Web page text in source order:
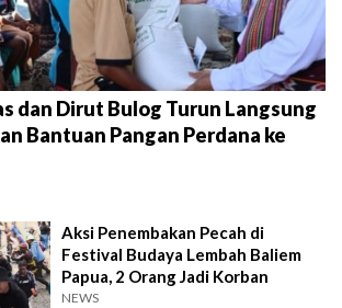
dan Dirut Bulog Turun Langsung
Bantuan Pangan Perdana ke
Aksi Penembakan Pecah di
Festival Budaya Lembah Baliem
Papua, 2 Orang Jadi Korban
NEWS